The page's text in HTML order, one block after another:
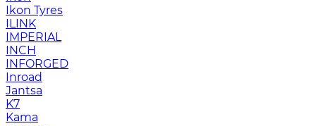
Ikon Tyres
ILINK
IMPERIAL
INCH
INFORGED
Inroad
Jantsa
K7
Kama